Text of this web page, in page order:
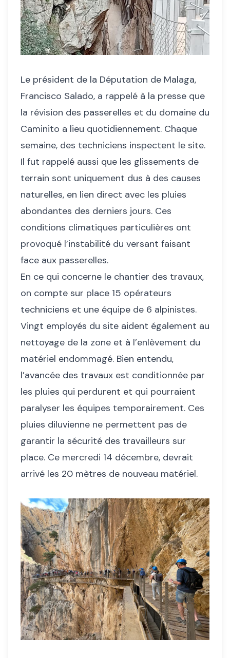
Le président de la Députation de Malaga,
Francisco Salado, a rappelé à la presse que
la révision des passerelles et du domaine du
Caminito a lieu quotidiennement. Chaque
semaine, des techniciens inspectent le site.
Il fut rappelé aussi que les glissements de
terrain sont uniquement dus à des causes
naturelles, en lien direct avec les pluies
abondantes des derniers jours. Ces
conditions climatiques particulières ont
provoqué l’instabilité du versant faisant
face aux passerelles.
En ce qui concerne le chantier des travaux,
on compte sur place 15 opérateurs
techniciens et une équipe de 6 alpinistes.
Vingt employés du site aident également au
nettoyage de la zone et à l’enlèvement du
matériel endommagé. Bien entendu,
l’avancée des travaux est conditionnée par
les pluies qui perdurent et qui pourraient
paralyser les équipes temporairement. Ces
pluies diluvienne ne permettent pas de
garantir la sécurité des travailleurs sur
place. Ce mercredi 14 décembre, devrait
arrivé les 20 mètres de nouveau matériel.